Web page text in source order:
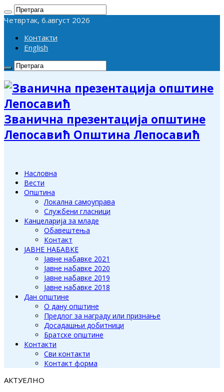
Четвртак, 6.август 2026
Контакти
English
Званична презентација општине
Лепосавић Општина Лепосавић
Насловна
Вести
Општина
Локална самоуправа
Службени гласници
Канцеларија за младе
Обавештења
Контакт
ЈАВНЕ НАБАВКЕ
Јавне набавке 2021
Јавне набавке 2020
Јавне набавке 2019
Јавне набавке 2018
Дан општине
О дану општине
Предлог за награду или признање
Досадашњи добитници
Братске општине
Контакти
Сви контакти
Контакт форма
АКТУЕЛНО